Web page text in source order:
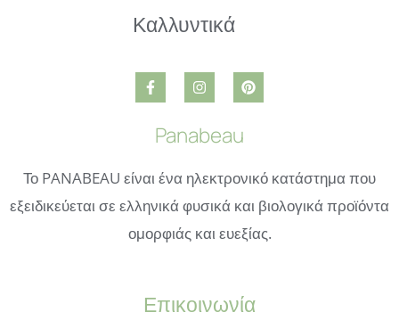
Panabeau
Το PANABEAU είναι ένα ηλεκτρονικό κατάστημα που
εξειδικεύεται σε ελληνικά φυσικά και βιολογικά προϊόντα
ομορφιάς και ευεξίας.
Επικοινωνία